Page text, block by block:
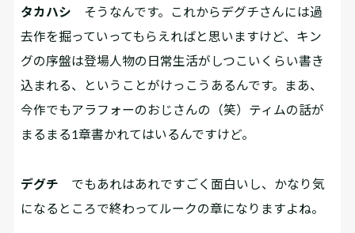
タカハシ そうなんです。これからデグチさんには過
去作を掘っていってもらえればと思いますけど、キン
グの序盤は登場人物の日常生活がしつこいくらい書き
込まれる、ということがけっこうあるんです。まあ、
今作でもアラフォーのおじさんの（笑）ティムの話が
まるまる1章書かれてはいるんですけど。
デグチ でもあれはあれですごく面白いし、かなり気
になるところで終わってルークの章になりますよね。